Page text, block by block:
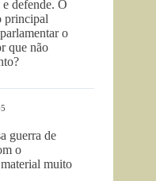
defende. O
principal
o
que não
guerra de
o
muito